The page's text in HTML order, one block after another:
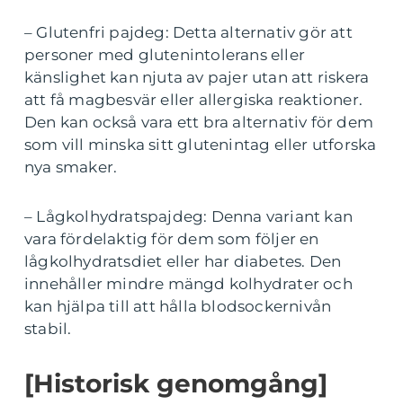
– Glutenfri pajdeg: Detta alternativ gör att
personer med glutenintolerans eller
känslighet kan njuta av pajer utan att riskera
att få magbesvär eller allergiska reaktioner.
Den kan också vara ett bra alternativ för dem
som vill minska sitt glutenintag eller utforska
nya smaker.
– Lågkolhydratspajdeg: Denna variant kan
vara fördelaktig för dem som följer en
lågkolhydratsdiet eller har diabetes. Den
innehåller mindre mängd kolhydrater och
kan hjälpa till att hålla blodsockernivån
stabil.
[Historisk genomgång]